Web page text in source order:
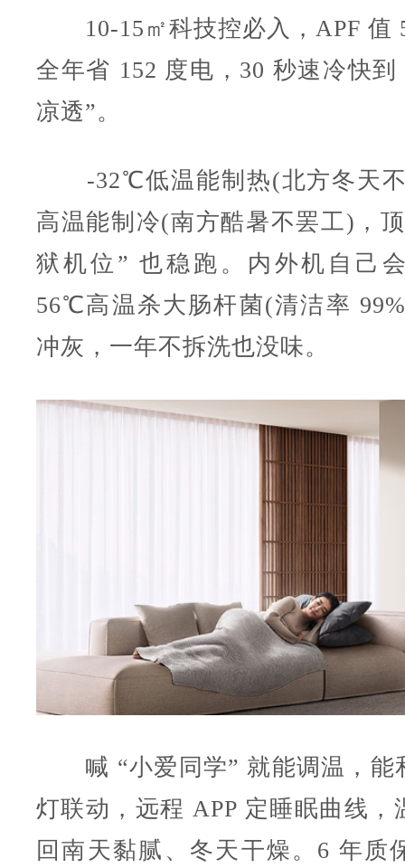
10-15㎡科技控必入，APF 值
全年省 152 度电，30 秒速冷快
凉透”。
-32℃低温能制热(北方冬天
高温能制冷(南方酷暑不罢工)，
狱机位” 也稳跑。内外机自己
56℃高温杀大肠杆菌(清洁率
冲灰，一年不拆洗也没味。
喊 “小爱同学” 就能调温，能
灯联动，远程 APP 定睡眠曲线，
回南天黏腻、冬天干燥。6 年质